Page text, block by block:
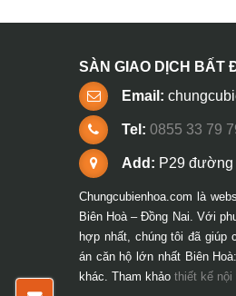
SÀN GIAO DỊCH BẤT
Email:
Tel: 0855 33 79
Add: P29
Chungcubienhoa.com là
Biên Hoà – Đồng Nai. Với
hợp nhất, chúng tôi đã giúp
án căn hộ lớn nhất Biên
khác. Tham khảo thiết kế nội